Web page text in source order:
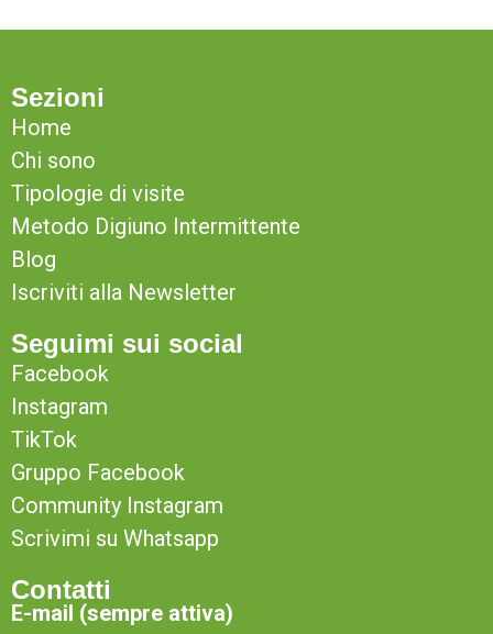
Sezioni
Home
Chi sono
Tipologie di visite
Metodo Digiuno Intermittente
Blog
Iscriviti alla Newsletter
Seguimi sui social
Facebook
Instagram
TikTok
Gruppo Facebook
Community Instagram
Scrivimi su Whatsapp
Contatti
E-mail (sempre attiva)